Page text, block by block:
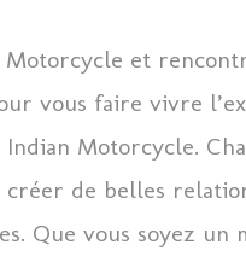
et
vous faire vivre
Motorcycle.
créer de belles
Que vous soyez